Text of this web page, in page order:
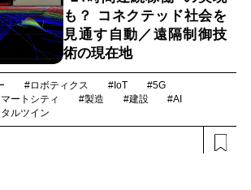
も？ コネクテッド社会を
見通す自動／遠隔制御技
術の現在地
#ロボティクス #IoT
#5G
ートシティ #製造 #建設
#AI
ルツイン